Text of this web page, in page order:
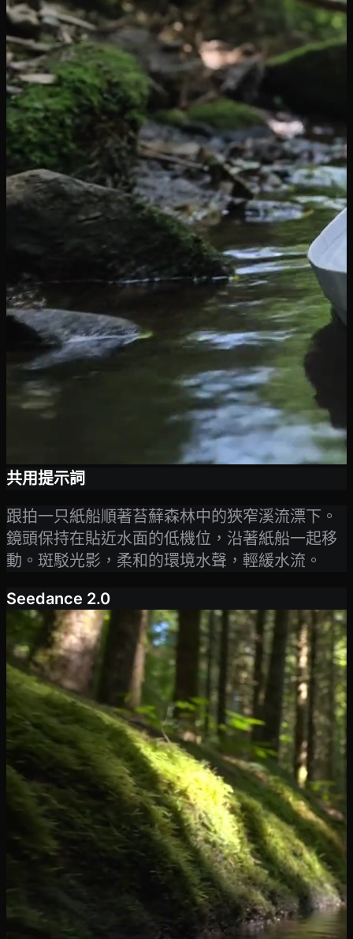
共用提示詞
跟拍一只紙船順著苔蘚森林中的狹窄溪流漂下。
鏡頭保持在貼近水面的低機位，沿著紙船一起移
動。斑駁光影，柔和的環境水聲，輕緩水流。
Seedance 2.0